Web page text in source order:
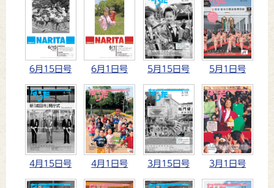
6月15日号 6月1日号 5月15日号 5月1日号
4月15日号 4月1日号 3月15日号 3月1日号